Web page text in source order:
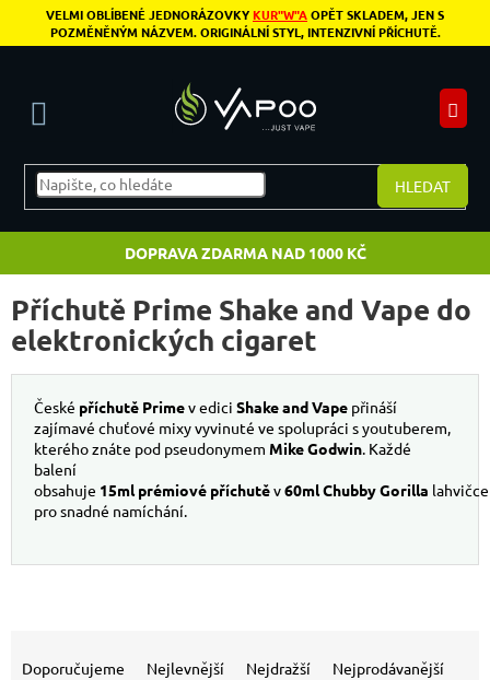
Přejít na obsah
VELMI OBLÍBENÉ JEDNORÁZOVKYKUR"W"AOPĚT SKLADEM, JEN S
POZMĚNĚNÝM NÁZVEM. ORIGINÁLNÍ STYL, INTENZIVNÍ PŘÍCHUTĚ.
HLEDAT
DOPRAVA ZDARMA NAD 1000 KČ
Příchutě Prime Shake and Vape do
elektronických cigaret
České příchutě Primev edici ShakeandVape přináší
zajímavé chuťové mixy vyvinuté ve spolupráci s youtuberem,
kterého znáte pod pseudonymem MikeGodwin. Každé
balení
obsahuje 15ml prémiové příchutěv60mlChubbyGorilla lahvičce
pro snadné namíchání.
Doporučujeme Nejlevnější Nejdražší Nejprodávanější